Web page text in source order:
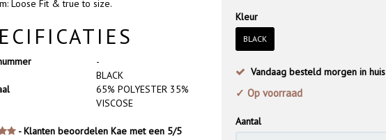
Loose Fit & true to size.
-
BLACK
65% POLYESTER 35%
VISCOSE
- Klanten beoordelen Kae met een 5/5
Kleur
BLACK
Vandaag besteld morgen in huis
✓ Op voorraad
Aantal